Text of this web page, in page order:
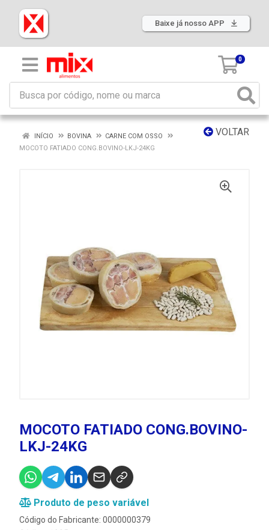
Baixe já nosso APP
0
VOLTAR
INÍCIO BOVINA
CARNE COM OSSO
MOCOTO FATIADO CONG.BOVINO-LKJ-24KG
MOCOTO FATIADO CONG.BOVINO-
LKJ-24KG
Produto de peso variável
Código do Fabricante: 0000000379